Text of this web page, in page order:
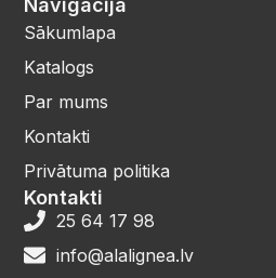
Navigācija
Sākumlapa
Katalogs
Par mums
Kontakti
Privātuma politika
Kontakti
25 64 17 98
info@alalignea.lv